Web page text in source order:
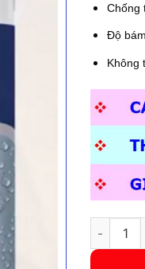
Chống
Độ
Không
Chất